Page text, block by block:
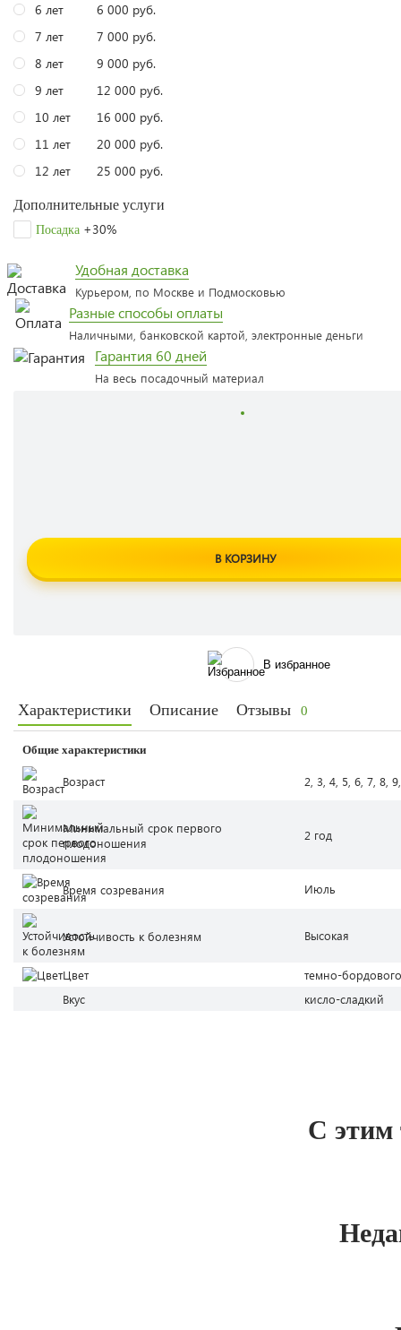
6 лет
6 000 руб.
7 лет
7 000 руб.
8 лет
9 000 руб.
9 лет
12 000 руб.
10 лет
16 000 руб.
11 лет
20 000 руб.
12 лет
25 000 руб.
Дополнительные услуги
Посадка +30%
Удобная доставка
Курьером, по Москве и Подмосковью
Разные способы оплаты
Наличными, банковской картой, электронные деньги
Гарантия 60 дней
На весь посадочный материал
В КОРЗИНУ
В избранное
Характеристики Описание Отзывы 0
Общие характеристики
Возраст 2, 3, 4, 5, 6, 7, 8,
Минимальный срок первого
плодоношения
2 год
Время созревания Июль
Устойчивость к болезням Высокая
Цвет
темно-бордового
Вкус
кисло-сладкий
С этим